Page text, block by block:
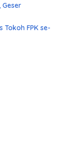
Geser
Tokoh FPK se-